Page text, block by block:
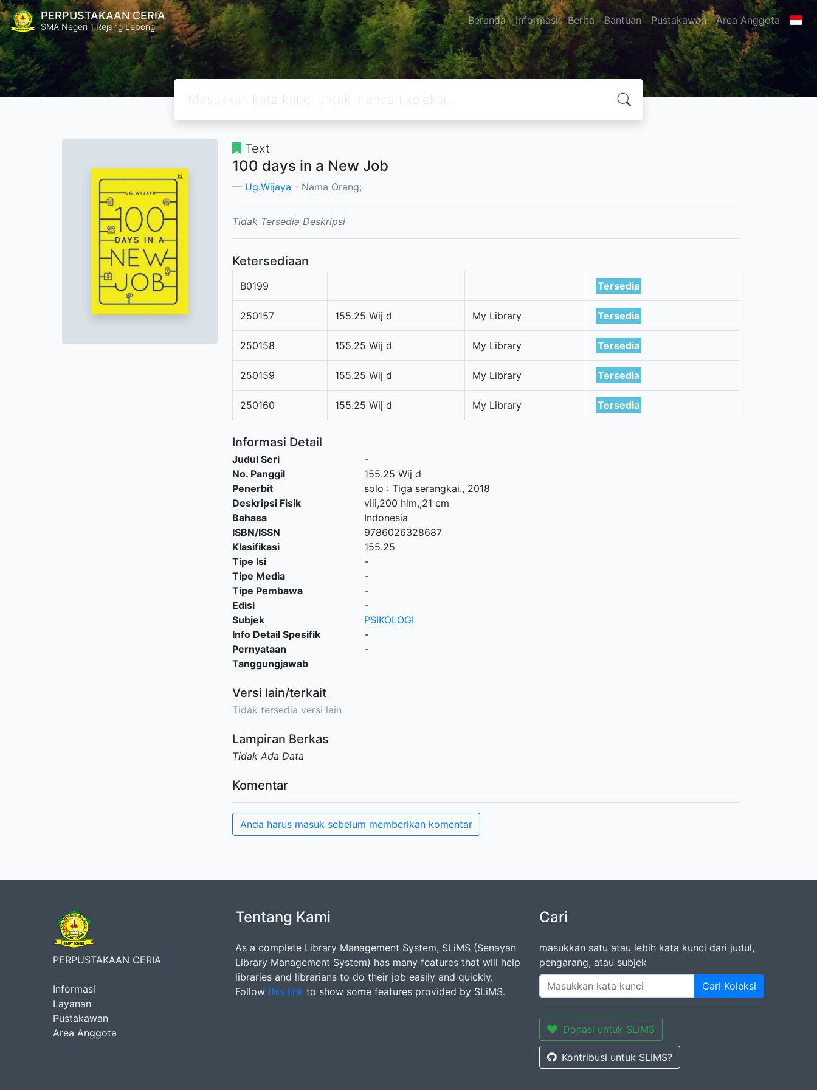
PERPUSTAKAAN CERIA
SMA Negeri 1 Rejang Lebong Beranda Informasi Berita Bantuan Pustakawan Area Anggota
Text
100 days in a New Job
Ug.Wijaya - Nama Orang;
Tidak Tersedia Deskripsi
Ketersediaan
B0199 Tersedia
250157 155.25 Wij d My Library Tersedia
250158 155.25 Wij d My Library Tersedia
250159 155.25 Wij d My Library Tersedia
250160 155.25 Wij d My Library Tersedia
Informasi Detail
Judul Seri
-
No. Panggil
155.25 Wij d
Penerbit
solo : Tiga serangkai., 2018
Deskripsi Fisik
viii,200 hlm,;21 cm
Bahasa
Indonesia
ISBN/ISSN
9786026328687
Klasifikasi
155.25
Tipe Isi
-
Tipe Media
-
Tipe Pembawa
-
Edisi
-
Subjek
PSIKOLOGI
Info Detail Spesifik
-
Pernyataan
Tanggungjawab
-
Versi lain/terkait
Tidak tersedia versi lain
Lampiran Berkas
Tidak Ada Data
Komentar
Anda harus masuk sebelum memberikan komentar
PERPUSTAKAAN CERIA
Informasi
Layanan
Pustakawan
Area Anggota
Tentang Kami
As a complete Library Management System, SLiMS (Senayan
Library Management System) has many features that will help
libraries and librarians to do their job easily and quickly.
Follow this link to show some features provided by SLiMS.
Cari
masukkan satu atau lebih kata kunci dari judul,
pengarang, atau subjek
Cari Koleksi
Donasi untuk SLiMS
Kontribusi untuk SLiMS?